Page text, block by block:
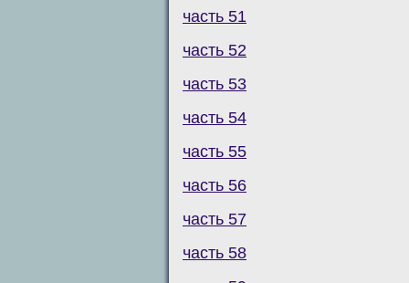
часть 51
часть 52
часть 53
часть 54
часть 55
часть 56
часть 57
часть 58